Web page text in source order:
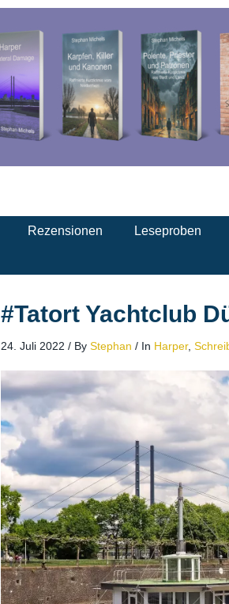
Rezensionen Leseproben
#Tatort Yachtclub
24. Juli 2022 / By Stephan / In Harper,